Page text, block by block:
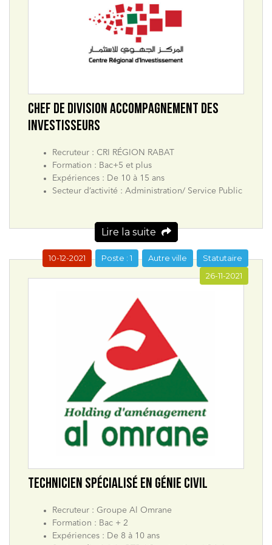
CHEF DE DIVISION ACCOMPAGNEMENT DES
INVESTISSEURS
Recruteur : CRI RÉGION RABAT
Formation : Bac+5 et plus
Expériences : De 10 à 15 ans
Secteur d’activité : Administration/ Service Public
Lire la suite
TECHNICIEN SPÉCIALISÉ EN GÉNIE CIVIL
Recruteur : Groupe Al Omrane
Formation : Bac + 2
Expériences : De 8 à 10 ans
Statutaire
Autre ville
Poste : 1
10-12-2021
26-11-2021